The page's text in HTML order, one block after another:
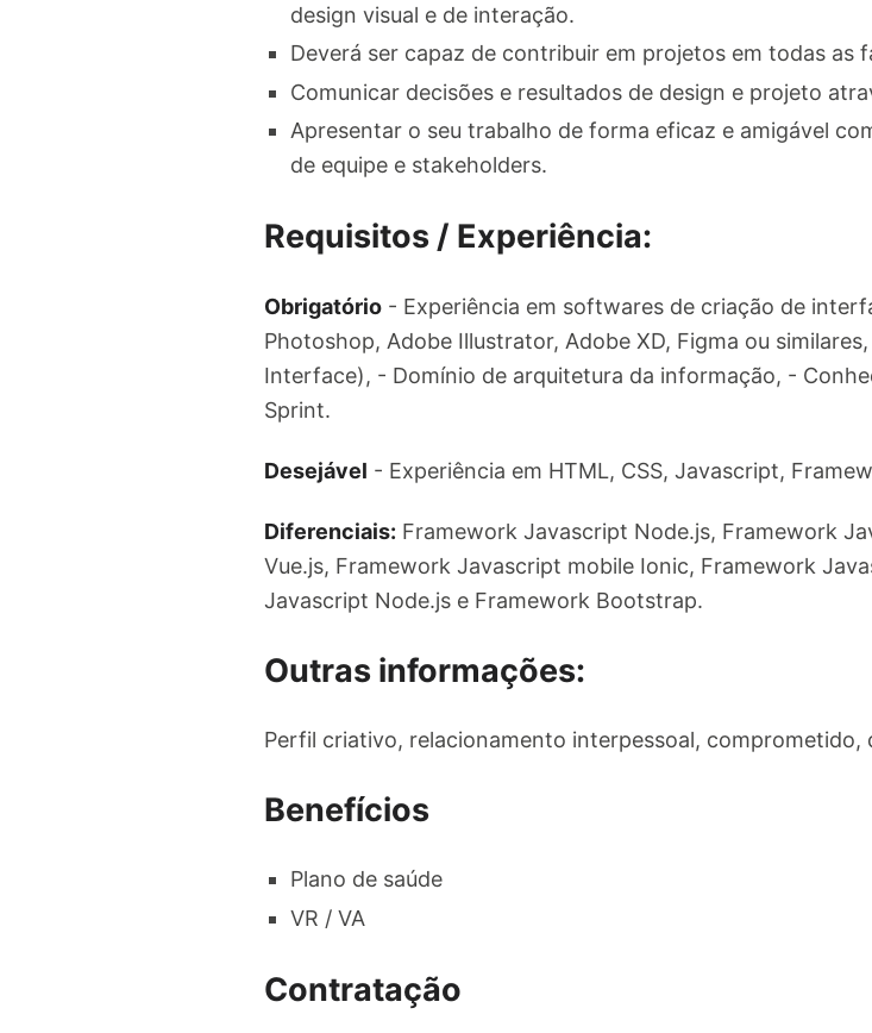
design visual e de interação.
Deverá ser capaz de contribuir em projetos em todas as
Comunicar decisões e resultados de design e projeto
Apresentar o seu trabalho de forma eficaz e amigável
de equipe e stakeholders.
Requisitos / Experiência:
Obrigatório - Experiência em softwares de criação de
Photoshop, Adobe Illustrator, Adobe XD, Figma ou
Interface), - Domínio de arquitetura da informação, -
Sprint.
Desejável - Experiência em HTML, CSS, Javascript,
Diferenciais: Framework Javascript Node.js, Framework
Vue.js, Framework Javascript mobile Ionic, Framework
Javascript Node.js e Framework Bootstrap.
Outras informações:
Perfil criativo, relacionamento interpessoal, comprometido,
Benefícios
Plano de saúde
VR / VA
Contratação